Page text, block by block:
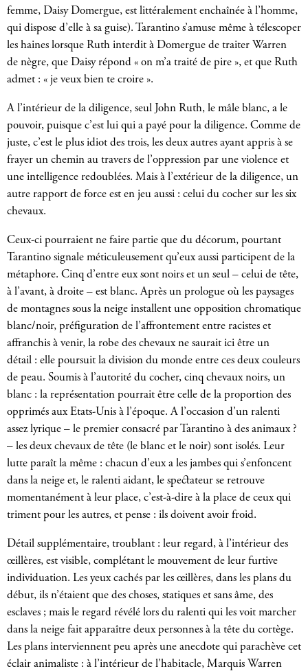
femme, Daisy Domergue, est littéralement enchaînée à l’homme,
qui dispose d’elle à sa guise). Tarantino s’amuse même à télescoper
les haines lorsque Ruth interdit à Domergue de traiter Warren
de nègre, que Daisy répond « on m’a traité de pire », et que Ruth
admet : « je veux bien te croire ».
A l’intérieur de la diligence, seul John Ruth, le mâle blanc, a le
pouvoir, puisque c’est lui qui a payé pour la diligence. Comme de
juste, c’est le plus idiot des trois, les deux autres ayant appris à se
frayer un chemin au travers de l’oppression par une violence et
une intelligence redoublées. Mais à l’extérieur de la diligence, un
autre rapport de force est en jeu aussi : celui du cocher sur les six
chevaux.
Ceux-ci pourraient ne faire partie que du décorum, pourtant
Tarantino signale méticuleusement qu’eux aussi participent de la
métaphore. Cinq d’entre eux sont noirs et un seul – celui de tête,
à l’avant, à droite – est blanc. Après un prologue où les paysages
de montagnes sous la neige installent une opposition chromatique
blanc/noir, préfiguration de l’affrontement entre racistes et
affranchis à venir, la robe des chevaux ne saurait ici être un
détail : elle poursuit la division du monde entre ces deux couleurs
de peau. Soumis à l’autorité du cocher, cinq chevaux noirs, un
blanc : la représentation pourrait être celle de la proportion des
opprimés aux Etats-Unis à l’époque. A l’occasion d’un ralenti
assez lyrique – le premier consacré par Tarantino à des animaux ?
– les deux chevaux de tête (le blanc et le noir) sont isolés. Leur
lutte paraît la même : chacun d’eux a les jambes qui s’enfoncent
dans la neige et, le ralenti aidant, le spectateur se retrouve
momentanément à leur place, c’est-à-dire à la place de ceux qui
triment pour les autres, et pense : ils doivent avoir froid.
Détail supplémentaire, troublant : leur regard, à l’intérieur des
œillères, est visible, complétant le mouvement de leur furtive
individuation. Les yeux cachés par les œillères, dans les plans du
début, ils n’étaient que des choses, statiques et sans âme, des
esclaves ; mais le regard révélé lors du ralenti qui les voit marcher
dans la neige fait apparaître deux personnes à la tête du cortège.
Les plans interviennent peu après une anecdote qui parachève cet
éclair animaliste : à l’intérieur de l’habitacle, Marquis Warren